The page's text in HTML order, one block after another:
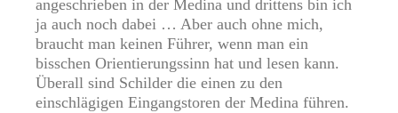
angeschrieben in der Medina und drittens bin ich
ja auch noch dabei … Aber auch ohne mich,
braucht man keinen Führer, wenn man ein
bisschen Orientierungssinn hat und lesen kann.
Überall sind Schilder die einen zu den
einschlägigen Eingangstoren der Medina führen.